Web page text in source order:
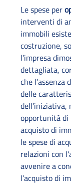
Le spese per
interventi di
immobili
costruzione,
l’impresa
dettagliata,
che l’assenza
delle
opportunità di
acquisto di
le spese di
relazioni con
avvenire a
l’acquisto di